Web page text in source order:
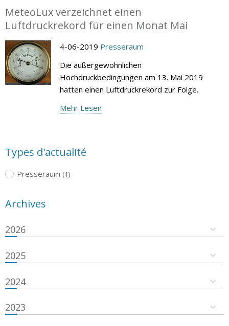
MeteoLux verzeichnet einen
Luftdruckrekord für einen Monat Mai
4-06-2019 Presseraum
Die außergewöhnlichen
Hochdruckbedingungen am 13. Mai 2019
hatten einen Luftdruckrekord zur Folge.
Mehr Lesen
Types d'actualité
Presseraum (1)
Archives
2026
2025
2024
2023